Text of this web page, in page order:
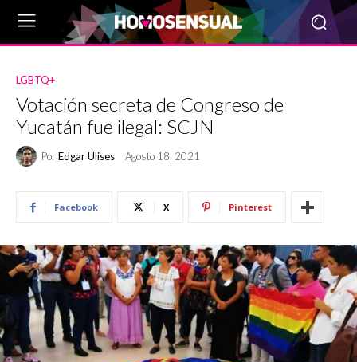
LGBTQ+
Votación secreta de Congreso de
Yucatán fue ilegal: SCJN
PorEdgar Ulises Agosto 18, 2021
Facebook X Pinterest